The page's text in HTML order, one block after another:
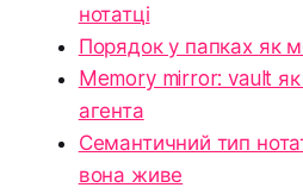
нотатці
Порядок у папках як
Memory mirror: vault
агента
Семантичний тип
вона живе